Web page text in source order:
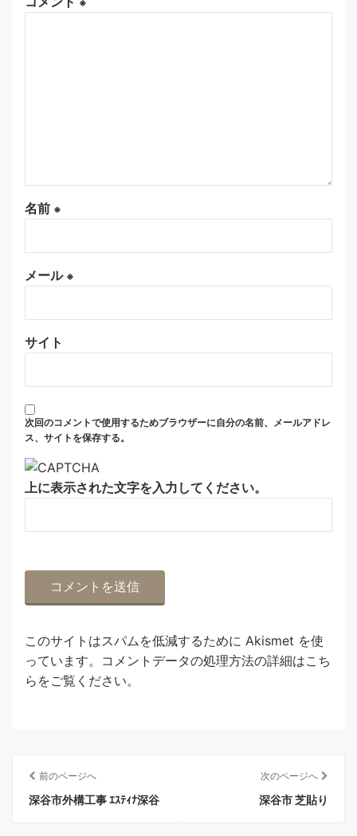
※
名前 ※
メール ※
サイト
次回のコメントで使用するためブラウザーに自分の名前、メールアドレ
ス、サイトを保存する。
上に表示された文字を入力してください。
このサイトはスパムを低減するために Akismet を使
っています。 コメントデータの処理方法の詳細はこち
らをご覧ください。
前のページへ
深谷市外構工事 ｴｽﾃｨﾅ深谷
次のページへ
深谷市 芝貼り